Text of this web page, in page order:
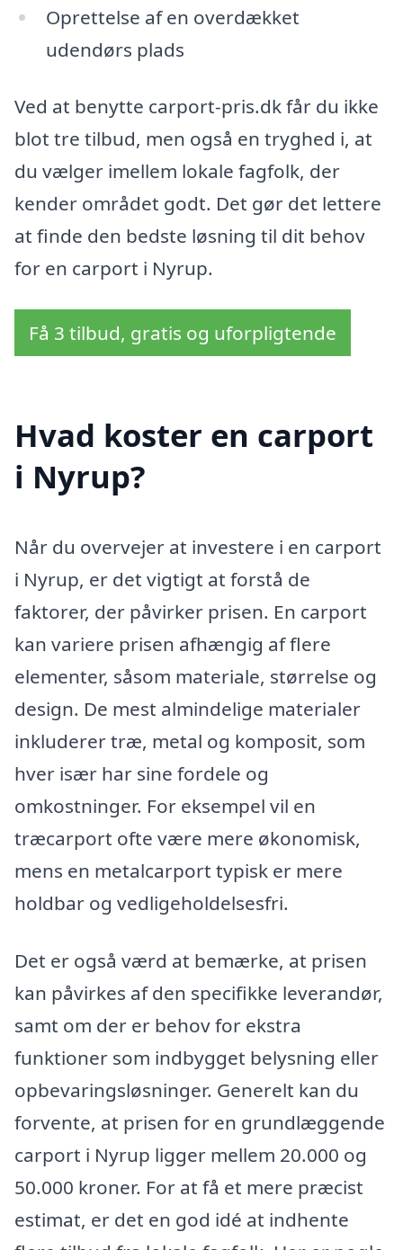
Oprettelse af en overdækket
udendørs plads
Ved at benytte carport-pris.dk får du ikke
blot tre tilbud, men også en tryghed i, at
du vælger imellem lokale fagfolk, der
kender området godt. Det gør det lettere
at finde den bedste løsning til dit behov
for en carport i Nyrup.
Få 3 tilbud, gratis og uforpligtende
Hvad koster en carport
i Nyrup?
Når du overvejer at investere i en carport
i Nyrup, er det vigtigt at forstå de
faktorer, der påvirker prisen. En carport
kan variere prisen afhængig af flere
elementer, såsom materiale, størrelse og
design. De mest almindelige materialer
inkluderer træ, metal og komposit, som
hver især har sine fordele og
omkostninger. For eksempel vil en
træcarport ofte være mere økonomisk,
mens en metalcarport typisk er mere
holdbar og vedligeholdelsesfri.
Det er også værd at bemærke, at prisen
kan påvirkes af den specifikke leverandør,
samt om der er behov for ekstra
funktioner som indbygget belysning eller
opbevaringsløsninger. Generelt kan du
forvente, at prisen for en grundlæggende
carport i Nyrup ligger mellem 20.000 og
50.000 kroner. For at få et mere præcist
estimat, er det en god idé at indhente